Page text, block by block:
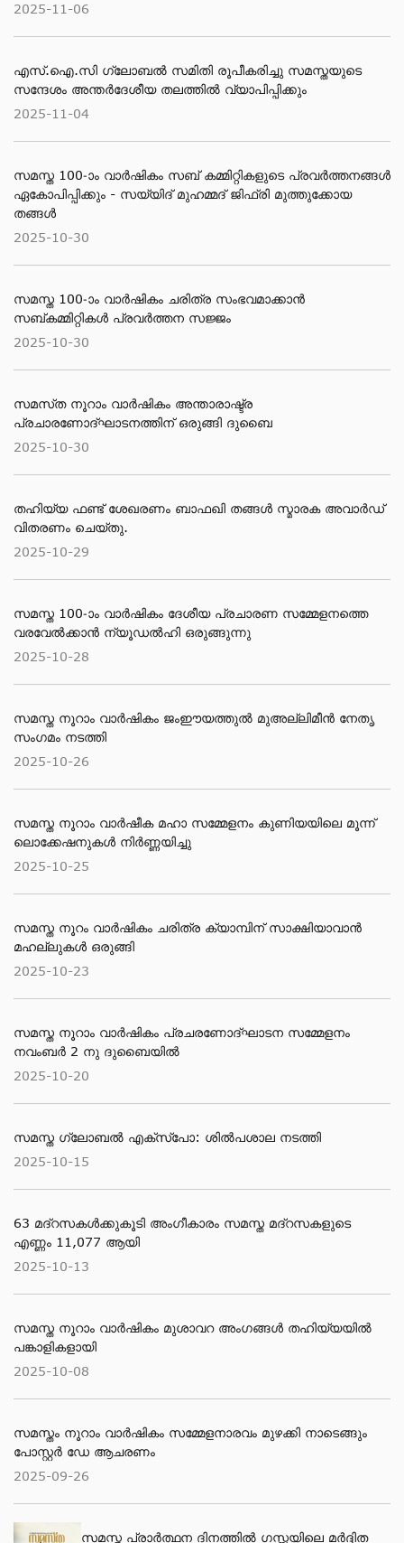
2025-11-06
എസ്.ഐ.സി ഗ്ലോബല്‍ സമിതി രൂപീകരിച്ചു സമസ്തയുടെ
സന്ദേശം അന്തര്‍ദേശീയ തലത്തില്‍ വ്യാപിപ്പിക്കും
2025-11-04
സമസ്ത 100-ാം വാര്‍ഷികം സബ് കമ്മിറ്റികളുടെ പ്രവര്‍ത്തനങ്ങള്‍
ഏകോപിപ്പിക്കും - സയ്യിദ് മുഹമ്മദ് ജിഫ്രി മുത്തുക്കോയ
തങ്ങള്‍
2025-10-30
സമസ്ത 100-ാം വാര്‍ഷികം ചരിത്ര സംഭവമാക്കാന്‍
സബ്കമ്മിറ്റികള്‍ പ്രവര്‍ത്തന സജ്ജം
2025-10-30
സമസ്​ത നൂറാം വാര്‍ഷികം അന്താരാഷ്ട്ര
പ്രചാരണോദ്ഘാടനത്തിന് ഒരുങ്ങി ദുബൈ
2025-10-30
തഹിയ്യ ഫണ്ട് ശേഖരണം ബാഫഖി തങ്ങൾ സ്മാരക അവാർഡ്
വിതരണം ചെയ്തു.
2025-10-29
സമസ്ത 100-ാം വാർഷികം ദേശീയ പ്രചാരണ സമ്മേളനത്തെ
വരവേൽക്കാൻ ന്യൂഡൽഹി ഒരുങ്ങുന്നു
2025-10-28
സമസ്ത നൂറാം വാർഷികം ജംഈയത്തുൽ മുഅല്ലിമീൻ നേതൃ
സംഗമം നടത്തി
2025-10-26
സമസ്ത നൂറാം വാർഷീക മഹാ സമ്മേളനം കുണിയയിലെ മൂന്ന്
ലൊക്കേഷനുകൾ നിർണ്ണയിച്ചു
2025-10-25
സമസ്ത നൂറം വാര്‍ഷികം ചരിത്ര ക്യാമ്പിന് സാക്ഷിയാവാന്‍
മഹല്ലുകള്‍ ഒരുങ്ങി
2025-10-23
സമസ്ത നൂറാം വാർഷികം പ്രചരണോദ്ഘാടന സമ്മേളനം
നവംബർ 2 നു ദുബൈയിൽ
2025-10-20
സമസ്ത ഗ്ലോബൽ എക്സ്പോ: ശിൽപശാല നടത്തി
2025-10-15
63 മദ്റസകള്‍ക്കുകൂടി അംഗീകാരം സമസ്ത മദ്റസകളുടെ
എണ്ണം 11,077 ആയി
2025-10-13
സമസ്ത നൂറാം വാർഷികം മുശാവറ അംഗങ്ങൾ തഹിയ്യയിൽ
പങ്കാളികളായി
2025-10-08
സമസ്തം നൂറാം വാർഷികം സമ്മേളനാരവം മുഴക്കി നാടെങ്ങും
പോസ്റ്റർ ഡേ ആചരണം
2025-09-26
സമസ്ത പ്രാർത്ഥന ദിനത്തിൽ ഗസ്സയിലെ മർദ്ദിത